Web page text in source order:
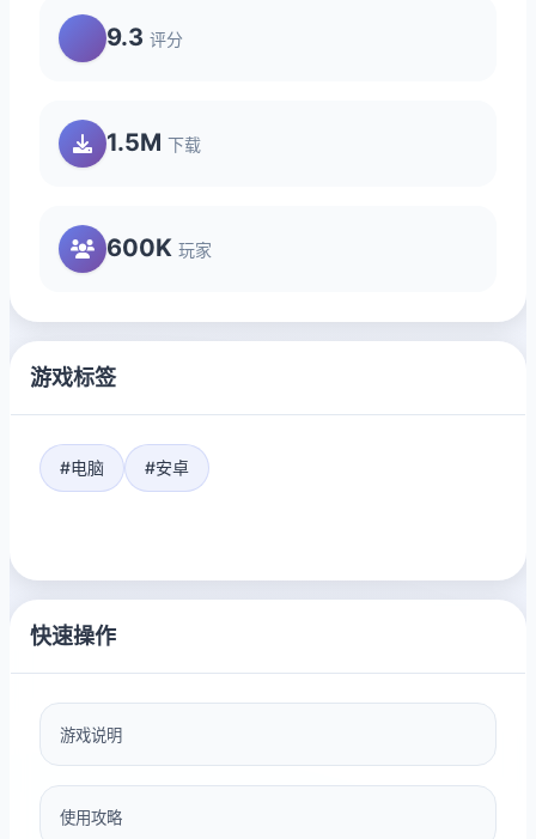
9.3 评分
1.5M 下载
600K 玩家
游戏标签
#电脑 #安卓
快速操作
游戏说明
使用攻略